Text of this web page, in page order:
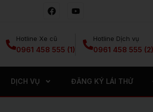
F
a
b
o
k
Y
o
Hotline Xe cũ
0961 458 555 (1)
Hotline Dịch vụ
0961 458 555 (2)
DỊCH VỤ ĐĂNG KÝ LÁI THỬ